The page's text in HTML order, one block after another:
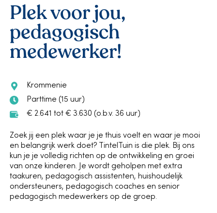
Plek voor jou,
pedagogisch
medewerker!
Krommenie
Parttime (15 uur)
€ 2.641 tot € 3.630 (o.b.v. 36 uur)
Zoek jij een plek waar je je thuis voelt en waar je mooi
en belangrijk werk doet? TintelTuin is die plek. Bij ons
kun je je volledig richten op de ontwikkeling en groei
van onze kinderen. Je wordt geholpen met extra
taakuren, pedagogisch assistenten, huishoudelijk
ondersteuners, pedagogisch coaches en senior
pedagogisch medewerkers op de groep.